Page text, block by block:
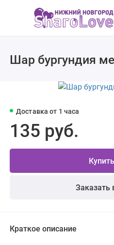
Шар бургундия
Доставка от 1 часа
135 руб.
Купить
Заказать
Краткое описание